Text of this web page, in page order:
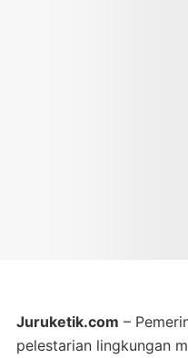
Juruketik.com –
pelestarian lingkungan